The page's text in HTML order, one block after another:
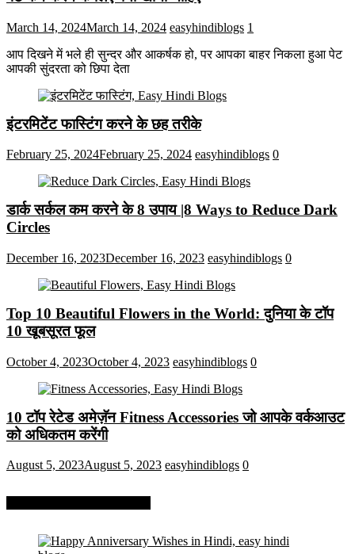
March 14, 2024March 14, 2024 easyhindiblogs 1
आप दिखने में भले ही सुन्दर और आकर्षक हो, पर आपका बाहर निकला हुआ पेट
आपकी सुंदरता को छिपा देता
इंटरमिटेंट फास्टिंग करने के छह तरीके
February 25, 2024February 25, 2024 easyhindiblogs 0
डार्क सर्कल कम करने के 8 उपाय |8 Ways to Reduce Dark
Circles
December 16, 2023December 16, 2023 easyhindiblogs 0
Top 10 Beautiful Flowers in the World: दुनिया के टॉप
10 खूबसूरत फूल
October 4, 2023October 4, 2023 easyhindiblogs 0
10 टॉप रेटेड अमेज़ॅन Fitness Accessories जो आपके वर्कआउट
को अधिकतम करेंगी
August 5, 2023August 5, 2023 easyhindiblogs 0